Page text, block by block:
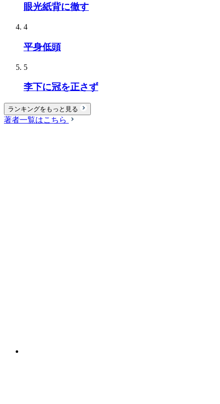
眼光紙背に徹す
4
平身低頭
5
李下に冠を正さず
ランキングをもっと見る
著者一覧はこちら